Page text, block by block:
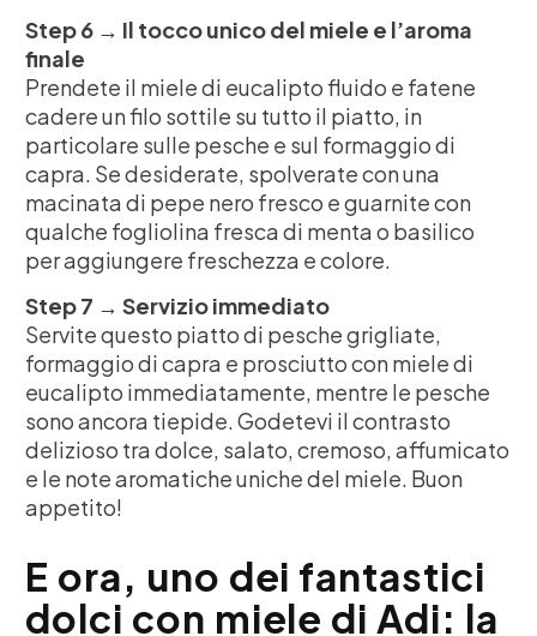
Step 6 → Il tocco unico del miele e l’aroma
finale
Prendete il miele di eucalipto fluido e fatene
cadere un filo sottile su tutto il piatto, in
particolare sulle pesche e sul formaggio di
capra. Se desiderate, spolverate con una
macinata di pepe nero fresco e guarnite con
qualche fogliolina fresca di menta o basilico
per aggiungere freschezza e colore.
Step 7 → Servizio immediato
Servite questo piatto di pesche grigliate,
formaggio di capra e prosciutto con miele di
eucalipto immediatamente, mentre le pesche
sono ancora tiepide. Godetevi il contrasto
delizioso tra dolce, salato, cremoso, affumicato
e le note aromatiche uniche del miele. Buon
appetito!
E ora, uno dei fantastici
dolci con miele di Adi: la